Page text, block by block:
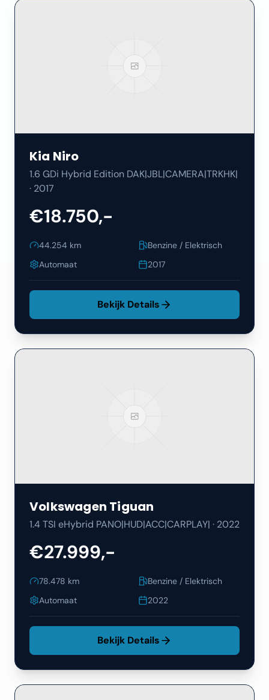
Kia Niro
1.6 GDi Hybrid Edition DAK|JBL|CAMERA|TRKHK|
· 2017
€18.750,-
44.254 km
Benzine / Elektrisch
Automaat
2017
Bekijk Details
Volkswagen Tiguan
1.4 TSI eHybrid PANO|HUD|ACC|CARPLAY| · 2022
€27.999,-
78.478 km
Benzine / Elektrisch
Automaat
2022
Bekijk Details